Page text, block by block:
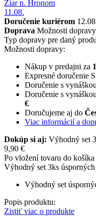
Žiar n. Hronom
11.08.
Doručenie kuriérom
Doprava Možnosti dopravy
Typ dopravy pre daný
Možnosti dopravy:
Nákup v predajni za
Expresné doručenie
Doručenie s
Doručenie s
€
Doručujeme aj do
Viac informácií a
Dokúp si aj: Výhodný set
9,90 €
Po vložení tovaru do
Výhodný set 3ks
Výhodný set
Popis produktu:
Zistiť viac o produkte